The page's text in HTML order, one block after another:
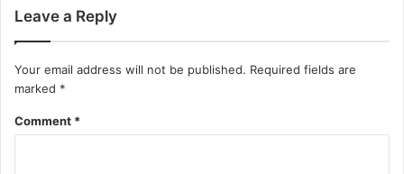
Leave a Reply
Your email address will not be published. Required fields are
marked *
Comment *